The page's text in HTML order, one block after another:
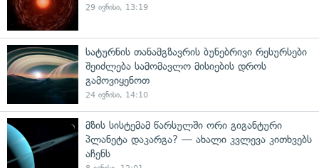
29 ივნისი, 13:19
სატურნის თანამგზავრის ბუნებრივი რესურსები
შეიძლება სამომავლო მისიების დროს
გამოვიყენოთ
24 ივნისი, 14:10
მზის სისტემამ წარსულში ორი გიგანტური
პლანეტა დაკარგა? — ახალი კვლევა კითხვებს
აჩენს